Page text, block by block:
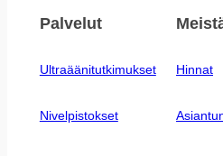
Palvelut
Ultraäänitutkimukset
Nivelpistokset
Hinnat